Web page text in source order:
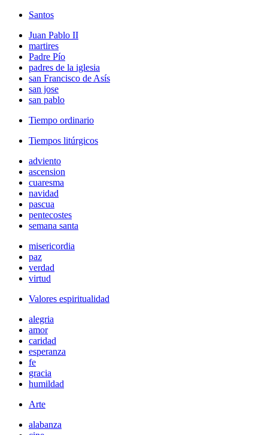
Santos
Juan Pablo II
martires
Padre Pío
padres de la iglesia
san Francisco de Asís
san jose
san pablo
Tiempo ordinario
Tiempos litúrgicos
adviento
ascension
cuaresma
navidad
pascua
pentecostes
semana santa
misericordia
paz
verdad
virtud
Valores espiritualidad
alegria
amor
caridad
esperanza
fe
gracia
humildad
Arte
alabanza